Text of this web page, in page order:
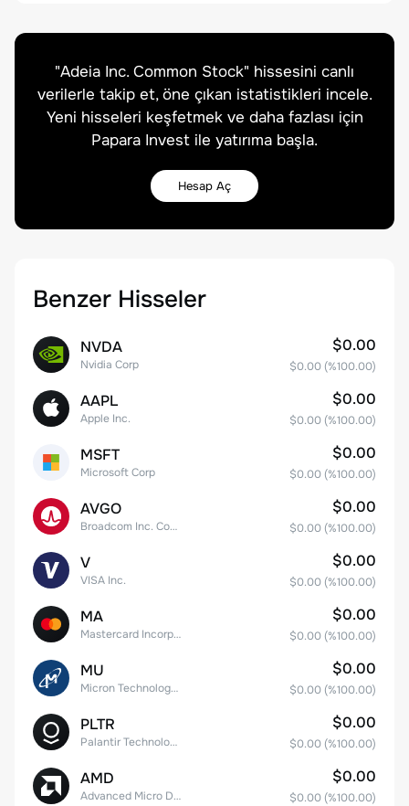
"Adeia Inc. Common Stock" hissesini canlı
verilerle takip et, öne çıkan istatistikleri incele.
Yeni hisseleri keşfetmek ve daha fazlası için
Papara Invest ile yatırıma başla.
Hesap Aç
Benzer Hisseler
NVDA
Nvidia Corp
$0.00
$0.00 (%100.00)
AAPL
Apple Inc.
$0.00
$0.00 (%100.00)
MSFT
Microsoft Corp
$0.00
$0.00 (%100.00)
AVGO
Broadcom Inc. Common Stock
$0.00
$0.00 (%100.00)
V
VISA Inc.
$0.00
$0.00 (%100.00)
MA
Mastercard Incorporated
$0.00
$0.00 (%100.00)
MU
Micron Technology, Inc.
$0.00
$0.00 (%100.00)
PLTR
Palantir Technologies Inc. Class A Common Stock
$0.00
$0.00 (%100.00)
AMD
Advanced Micro Devices
$0.00
$0.00 (%100.00)